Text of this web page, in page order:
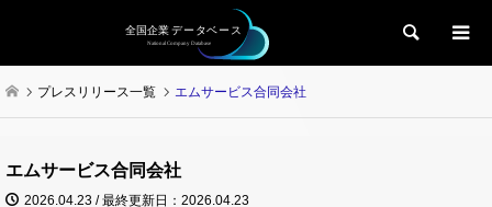
検索
プレスリリース一覧 エムサービス合同会社
エムサービス合同会社
2026.04.23 / 最終更新日：2026.04.23